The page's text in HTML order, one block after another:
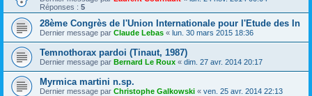
Réponses : 5
28ème Congrès de l'Union Internationale pour l'Etude des In
Dernier message par Claude Lebas « lun. 30 mars 2015 18:36
Temnothorax pardoi (Tinaut, 1987)
Dernier message par Bernard Le Roux « dim. 27 avr. 2014 20:17
Myrmica martini n.sp.
Dernier message par Christophe Galkowski « ven. 25 avr. 2014 22:13